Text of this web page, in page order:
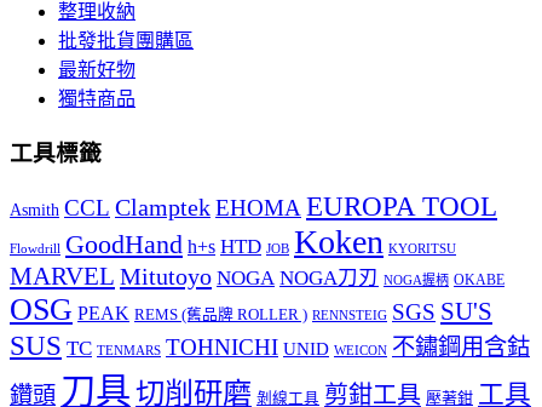
整理收納
批發批貨團購區
最新好物
獨特商品
工具標籤
Asmith CCL ClamptekEHOMA EUROPA TOOL
Flowdrill GoodHand h+s HTD JOB Koken KYORITSU
MARVEL Mitutoyo NOGA NOGA刀刃 NOGA握柄 OKABE
OSG PEAK REMS (舊品牌 ROLLER ) RENNSTEIG SGS SU'S
SUS TC TENMARS TOHNICHI UNID WEICON 不鏽鋼用含鈷
鑽頭 刀具切削研磨 剝線工具 剪鉗工具 壓著鉗 工具